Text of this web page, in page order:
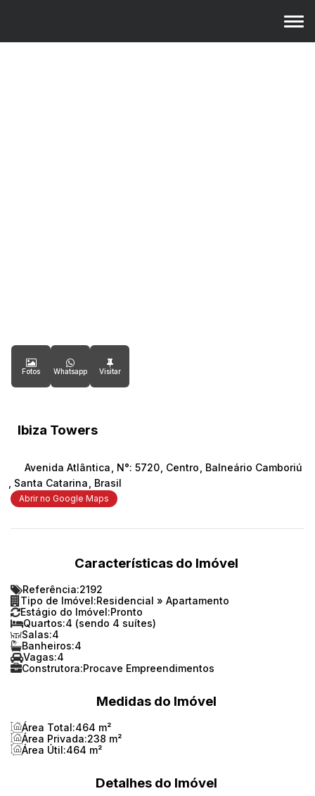
Fotos Whatsapp
Ibiza Towers
Avenida Atlântica N°: 5720 Centro
Balneário Camboriú
Santa Catarina Brasil
Abrir no Google Maps
Características do Imóvel
Referência:2192
Tipo de Imóvel:Residencial » Apartamento
Estágio do Imóvel:Pronto
Quartos:4 (sendo 4 suítes)
Salas:4
Banheiros:4
Vagas:4
Construtora:Procave Empreendimentos
Medidas do Imóvel
Área Total:464 m²
Área Privada:238 m²
Área Útil:464 m²
Detalhes do Imóvel